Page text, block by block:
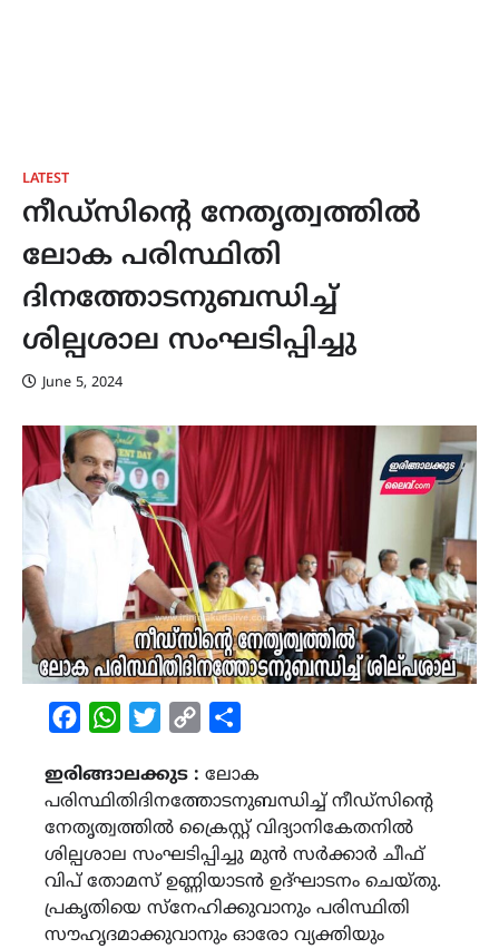
LATEST
നീഡ്സിന്റെ നേതൃത്വത്തിൽ
ലോക പരിസ്ഥിതി
ദിനത്തോടനുബന്ധിച്ച്
ശില്പശാല സംഘടിപ്പിച്ചു
June 5, 2024
FacebookWhatsAppTwitterCopy
ഇരിങ്ങാലക്കുട : ലോക
പരിസ്ഥിതിദിനത്തോടനുബന്ധിച്ച് നീഡ്സിന്റെ
നേതൃത്വത്തിൽ ക്രൈസ്റ്റ് വിദ്യാനികേതനിൽ
ശില്പശാല സംഘടിപ്പിച്ചു മുൻ സർക്കാർ ചീഫ്
വിപ് തോമസ് ഉണ്ണിയാടൻ ഉദ്‌ഘാടനം ചെയ്തു.
പ്രകൃതിയെ സ്നേഹിക്കുവാനും പരിസ്ഥിതി
സൗഹൃദമാക്കുവാനും ഓരോ വ്യക്തിയും